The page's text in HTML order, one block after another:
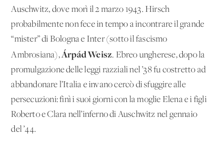
Auschwitz, dove morì il 2 marzo 1943. Hirsch
probabilmente non fece in tempo a incontrare il grande
“mister” di Bologna e Inter (sotto il fascismo
Ambrosiana),Árpád Weisz. Ebreo ungherese, dopo la
promulgazione delle leggi razziali nel ’38 fu costretto ad
abbandonare l’Italia e invano cercò di sfuggire alle
persecuzioni: finì i suoi giorni con la moglie Elena e i figli
Roberto e Clara nell’inferno di Auschwitz nel gennaio
del ’44.